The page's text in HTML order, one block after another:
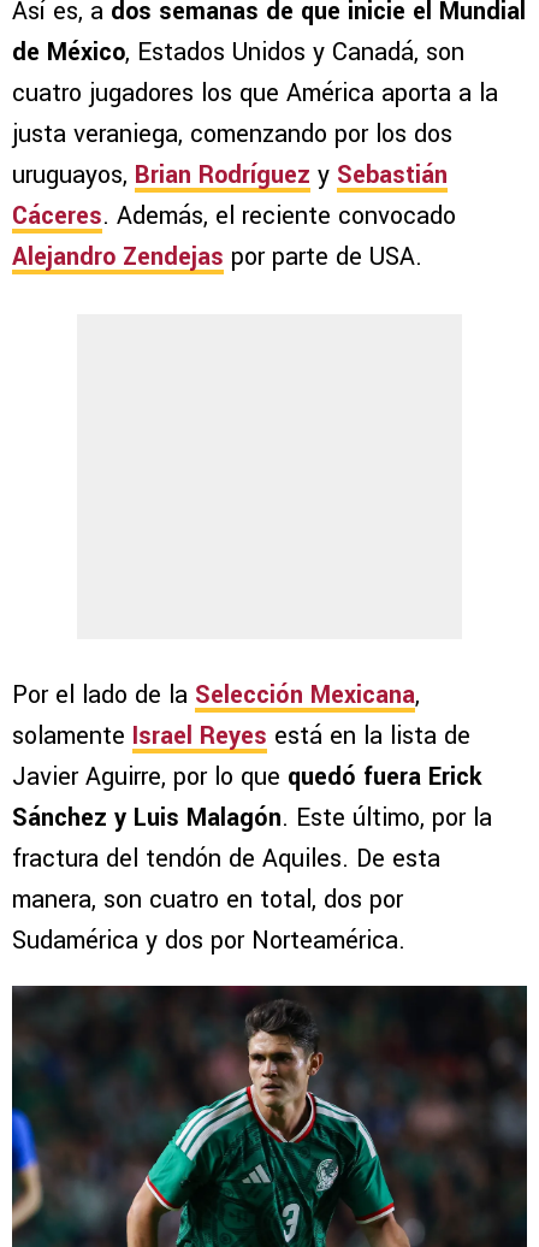
Así es, a dos semanas de que inicie el Mundial
de México, Estados Unidos y Canadá, son
cuatro jugadores los que América aporta a la
justa veraniega, comenzando por los dos
uruguayos, Brian Rodríguez y Sebastián
Cáceres. Además, el reciente convocado
Alejandro Zendejas por parte de USA.
Por el lado de la Selección Mexicana,
solamente Israel Reyes está en la lista de
Javier Aguirre, por lo que quedó fuera Erick
Sánchez y Luis Malagón. Este último, por la
fractura del tendón de Aquiles. De esta
manera, son cuatro en total, dos por
Sudamérica y dos por Norteamérica.